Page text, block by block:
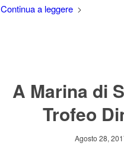
Continua a leggere
A Marina di
Trofeo
Agosto 28,